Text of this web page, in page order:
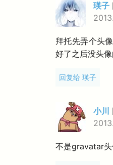
瑛子
拜托先弄个头
好了之后没头
回复给 瑛子
小川
不是gravatar头